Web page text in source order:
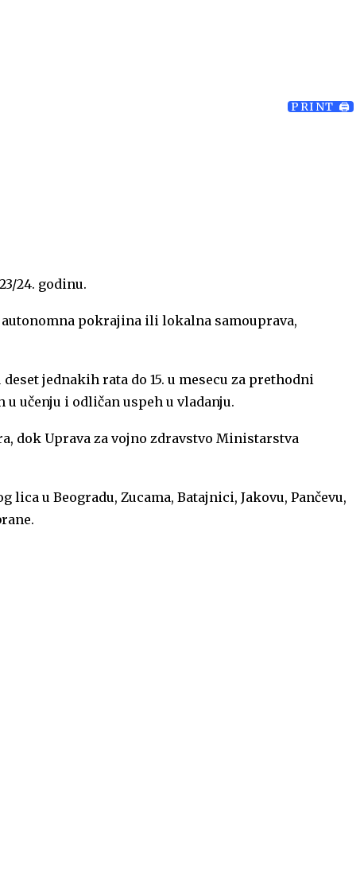
PRINT 🖨
24. godinu.
pokrajina ili lokalna samouprava,
jednakih rata do 15. u mesecu za prethodni
učenju i odličan uspeh u vladanju.
dok Uprava za vojno zdravstvo Ministarstva
u Beogradu, Zucama, Batajnici, Jakovu, Pančevu,